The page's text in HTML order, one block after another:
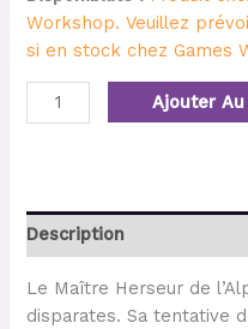
Workshop. Veuillez
si en stock chez Games
Ajouter Au
Description
Le Maître Herseur de
disparates. Sa tentative